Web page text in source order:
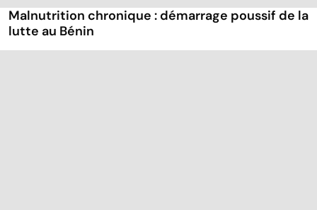
Malnutrition chronique : démarrage poussif de la
lutte au Bénin